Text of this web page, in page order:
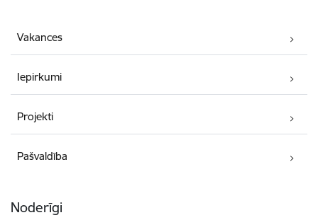
Vakances
Iepirkumi
Projekti
Pašvaldība
Noderīgi